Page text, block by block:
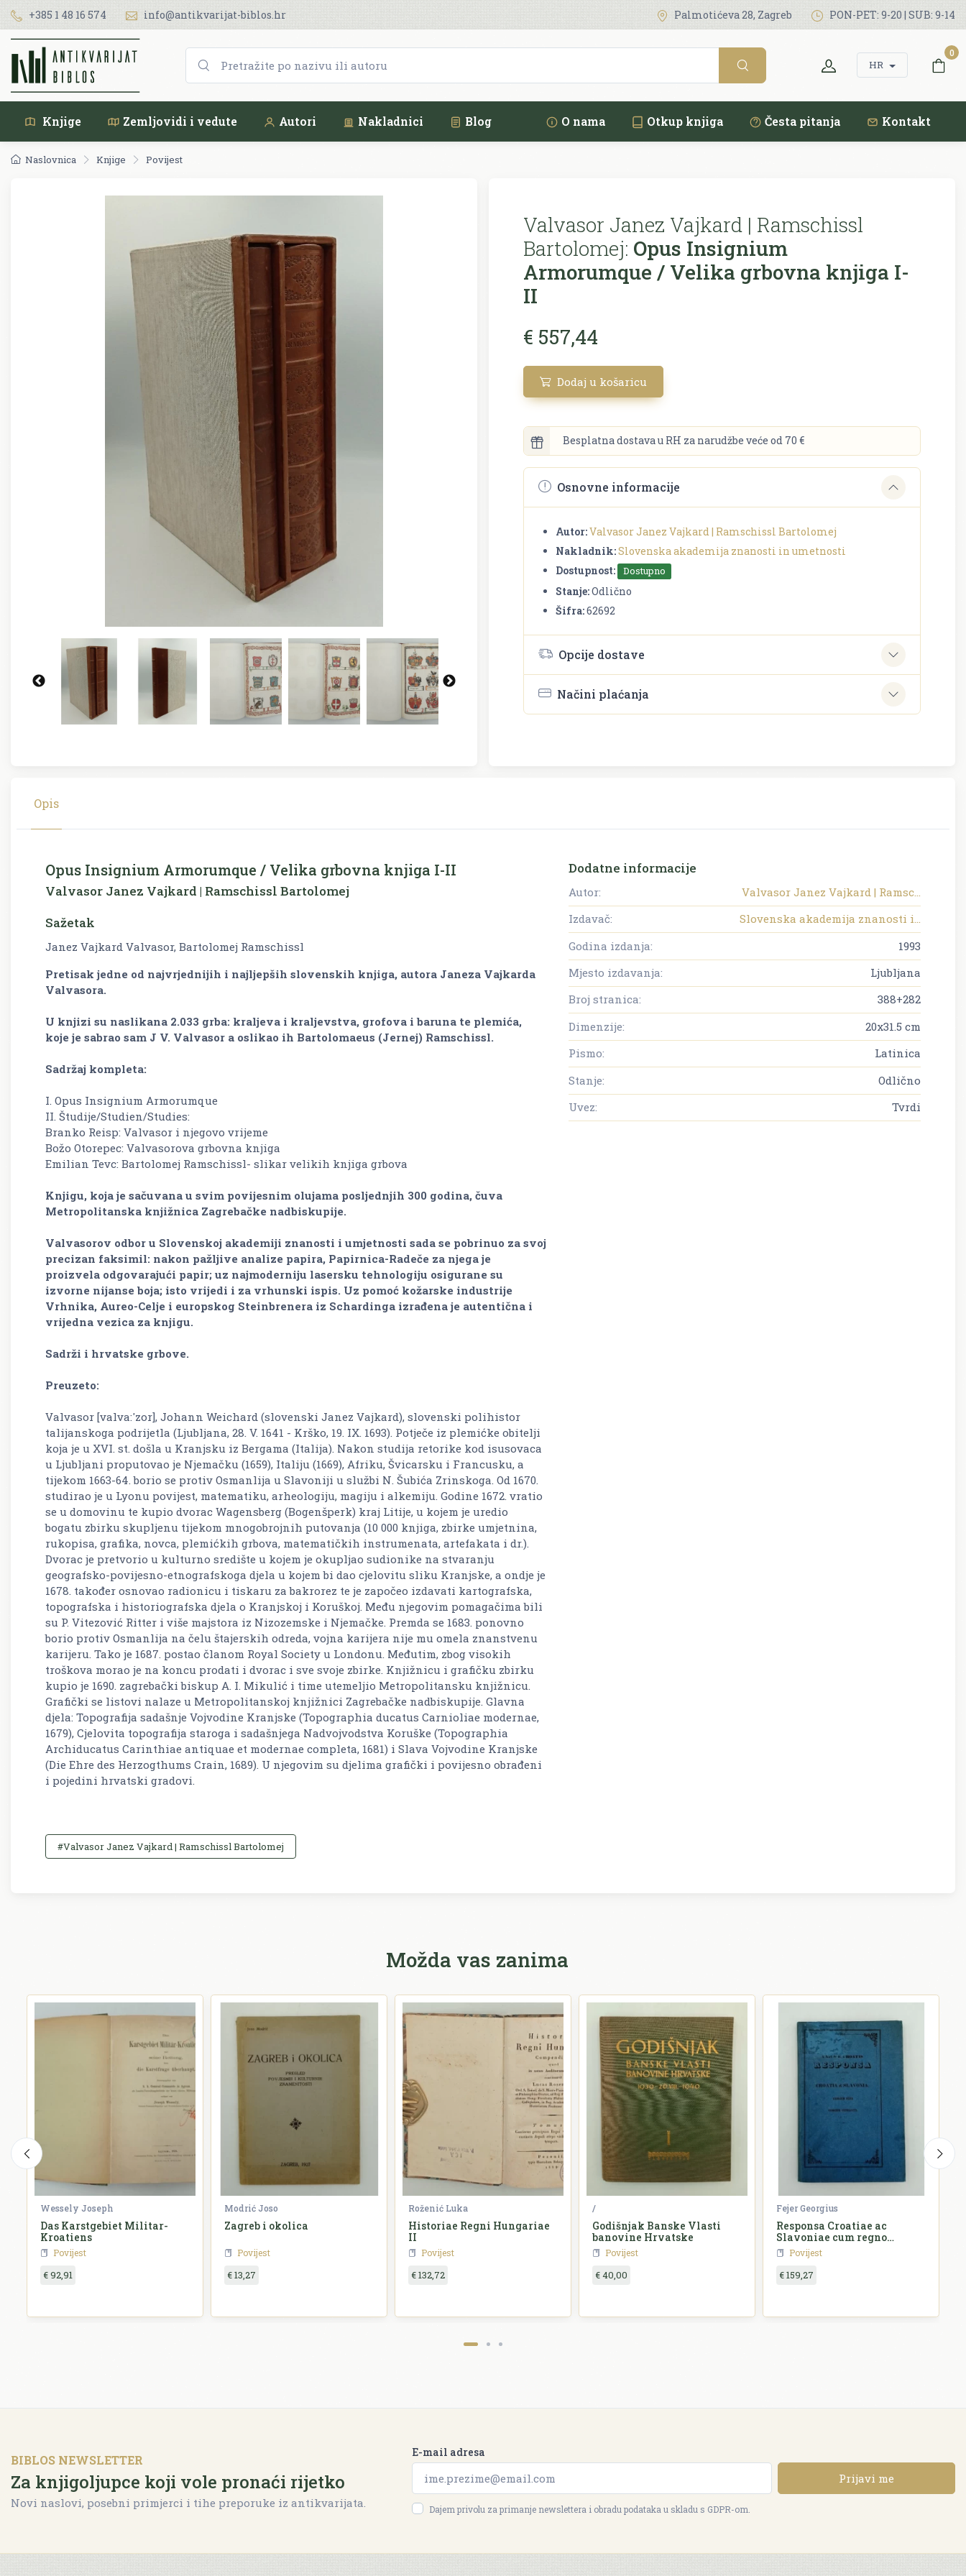
+385 1 48 16 574 info@antikvarijat-biblos.hr Palmotićeva 28, Zagreb PON-PET: 9-20 | SUB: 9-14
HR
0
Knjige Zemljovidi i vedute Autori Nakladnici Blog O nama Otkup knjiga Česta pitanja Kontakt
Naslovnica Knjige Povijest
Valvasor Janez Vajkard | Ramschissl
Bartolomej: Opus Insignium
Armorumque / Velika grbovna knjiga I-
II
€ 557,44
Dodaj u košaricu
Besplatna dostava u RH za narudžbe veće od 70 €
Osnovne informacije
Autor:Valvasor Janez Vajkard | Ramschissl Bartolomej
Nakladnik:Slovenska akademija znanosti in umetnosti
Dostupnost:
Dostupno
Stanje:Odlično
Šifra:62692
Opcije dostave
Načini plaćanja
Opis
Opus Insignium Armorumque / Velika grbovna knjiga I-II
Valvasor Janez Vajkard | Ramschissl Bartolomej
Sažetak
Janez Vajkard Valvasor, Bartolomej Ramschissl
Pretisak jedne od najvrjednijih i najljepših slovenskih knjiga, autora Janeza Vajkarda
Valvasora.
U knjizi su naslikana 2.033 grba: kraljeva i kraljevstva, grofova i baruna te plemića,
koje je sabrao sam J V. Valvasor a oslikao ih Bartolomaeus (Jernej) Ramschissl.
Sadržaj kompleta:
I. Opus Insignium Armorumque
II. Študije/Studien/Studies:
Branko Reisp: Valvasor i njegovo vrijeme
Božo Otorepec: Valvasorova grbovna knjiga
Emilian Tevc: Bartolomej Ramschissl- slikar velikih knjiga grbova
Knjigu, koja je sačuvana u svim povijesnim olujama posljednjih 300 godina, čuva
Metropolitanska knjižnica Zagrebačke nadbiskupije.
Valvasorov odbor u Slovenskoj akademiji znanosti i umjetnosti sada se pobrinuo za svoj
precizan faksimil: nakon pažljive analize papira, Papirnica-Radeče za njega je
proizvela odgovarajući papir; uz najmoderniju lasersku tehnologiju osigurane su
izvorne nijanse boja; isto vrijedi i za vrhunski ispis. Uz pomoć kožarske industrije
Vrhnika, Aureo-Celje i europskog Steinbrenera iz Schardinga izrađena je autentična i
vrijedna vezica za knjigu.
Sadrži i hrvatske grbove.
Preuzeto:
Valvasor [valva:'zor], Johann Weichard (slovenski Janez Vajkard), slovenski polihistor
talijanskoga podrijetla (Ljubljana, 28. V. 1641 - Krško, 19. IX. 1693). Potječe iz plemićke obitelji
koja je u XVI. st. došla u Kranjsku iz Bergama (Italija). Nakon studija retorike kod isusovaca
u Ljubljani proputovao je Njemačku (1659), Italiju (1669), Afriku, Švicarsku i Francusku, a
tijekom 1663-64. borio se protiv Osmanlija u Slavoniji u službi N. Šubića Zrinskoga. Od 1670.
studirao je u Lyonu povijest, matematiku, arheologiju, magiju i alkemiju. Godine 1672. vratio
se u domovinu te kupio dvorac Wagensberg (Bogenšperk) kraj Litije, u kojem je uredio
bogatu zbirku skupljenu tijekom mnogobrojnih putovanja (10 000 knjiga, zbirke umjetnina,
rukopisa, grafika, novca, plemićkih grbova, matematičkih instrumenata, artefakata i dr.).
Dvorac je pretvorio u kulturno središte u kojem je okupljao sudionike na stvaranju
geografsko-povijesno-etnografskoga djela u kojem bi dao cjelovitu sliku Kranjske, a ondje je
1678. također osnovao radionicu i tiskaru za bakrorez te je započeo izdavati kartografska,
topografska i historiografska djela o Kranjskoj i Koruškoj. Među njegovim pomagačima bili
su P. Vitezović Ritter i više majstora iz Nizozemske i Njemačke. Premda se 1683. ponovno
borio protiv Osmanlija na čelu štajerskih odreda, vojna karijera nije mu omela znanstvenu
karijeru. Tako je 1687. postao članom Royal Society u Londonu. Međutim, zbog visokih
troškova morao je na koncu prodati i dvorac i sve svoje zbirke. Knjižnicu i grafičku zbirku
kupio je 1690. zagrebački biskup A. I. Mikulić i time utemeljio Metropolitansku knjižnicu.
Grafički se listovi nalaze u Metropolitanskoj knjižnici Zagrebačke nadbiskupije. Glavna
djela: Topografija sadašnje Vojvodine Kranjske (Topographia ducatus Carnioliae modernae,
1679), Cjelovita topografija staroga i sadašnjega Nadvojvodstva Koruške (Topographia
Archiducatus Carinthiae antiquae et modernae completa, 1681) i Slava Vojvodine Kranjske
(Die Ehre des Herzogthums Crain, 1689). U njegovim su djelima grafički i povijesno obrađeni
i pojedini hrvatski gradovi.
#Valvasor Janez Vajkard | Ramschissl Bartolomej
Dodatne informacije
Autor:
Valvasor Janez Vajkard | Ramsc...
Izdavač:
Slovenska akademija znanosti i...
Godina izdanja:
1993
Mjesto izdavanja:
Ljubljana
Broj stranica:
388+282
Dimenzije:
20x31.5 cm
Pismo:
Latinica
Stanje:
Odlično
Uvez:
Tvrdi
Možda vas zanima
Wessely Joseph
Das Karstgebiet Militar-
Kroatiens
Povijest
€ 92,91
Modrić Joso
Zagreb i okolica
Povijest
€ 13,27
Roženić Luka
Historiae Regni Hungariae
II
Povijest
€ 132,72
/
Godišnjak Banske Vlasti
banovine Hrvatske
Povijest
€ 40,00
Fejer Georgius
Responsa Croatiae ac
Slavoniae cum regno
Hungariae
Povijest
€ 159,27
BIBLOS NEWSLETTER
Za knjigoljupce koji vole pronaći rijetko
Novi naslovi, posebni primjerci i tihe preporuke iz antikvarijata.
E-mail adresa
Prijavi me
Dajem privolu za primanje newslettera i obradu podataka u skladu s GDPR-om.